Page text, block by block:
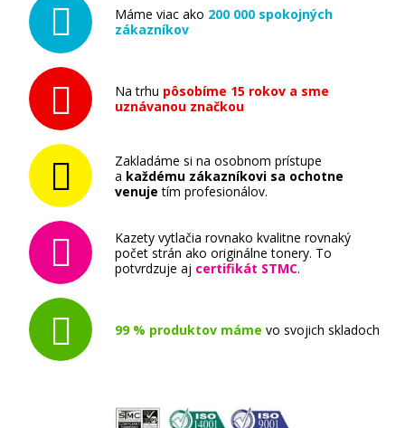
Máme viac ako 200 000 spokojných
zákazníkov
Na trhu pôsobíme 15 rokov a sme
uznávanou značkou
Zakladáme si na osobnom prístupe
a každému zákazníkovi sa ochotne
venuje tím profesionálov.
Kazety vytlačia rovnako kvalitne rovnaký
počet strán ako originálne tonery. To
potvrdzuje aj certifikát STMC.
99 % produktov máme vo svojich skladoch